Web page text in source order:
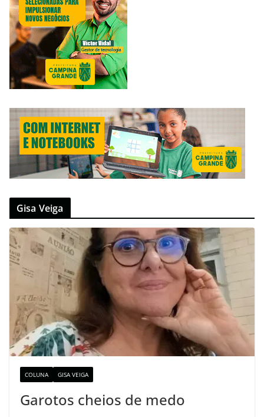
Gisa Veiga
COLUNA GISA VEIGA
Garotos cheios de medo